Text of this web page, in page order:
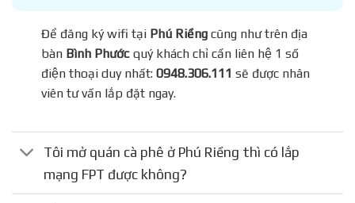
Để đăng ký wifi tạiPhú Riềngcũng như trên địa
bànBình Phướcquý khách chỉ cần liên hệ 1 số
điện thoại duy nhất:0948.306.111 sẽ được nhân
viên tư vấn lắp đặt ngay.
Tôi mở quán cà phê ở Phú Riềng thì có lắp
mạng FPT được không?